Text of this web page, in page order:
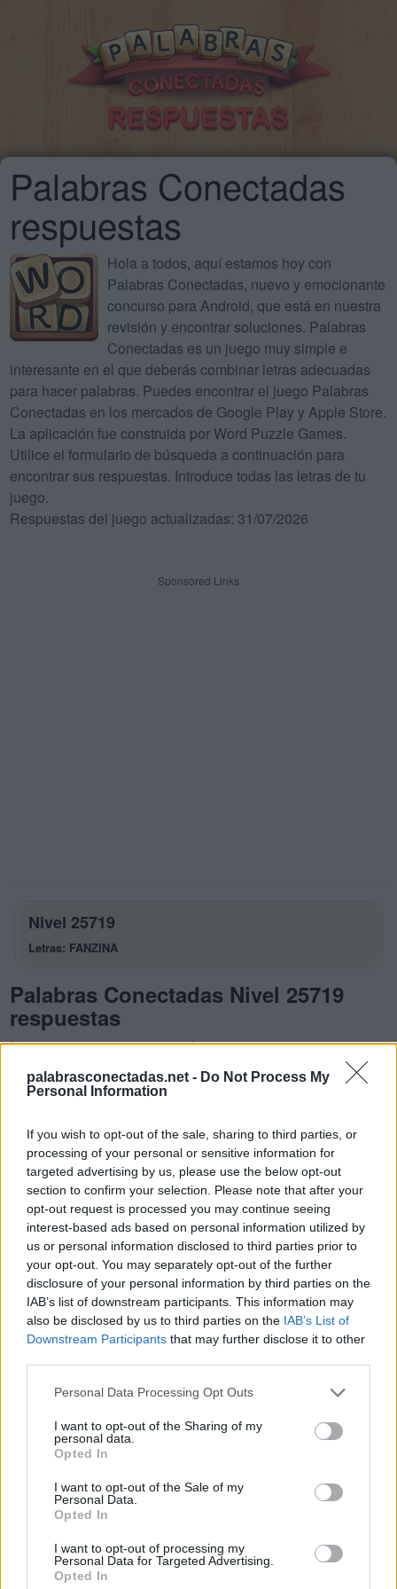
palabrasconectadas.net - Do Not Process My
Personal Information
If you wish to opt-out of the sale, sharing to third parties, or
processing of your personal or sensitive information for
targeted advertising by us, please use the below opt-out
section to confirm your selection. Please note that after your
opt-out request is processed you may continue seeing
interest-based ads based on personal information utilized by
us or personal information disclosed to third parties prior to
your opt-out. You may separately opt-out of the further
disclosure of your personal information by third parties on the
IAB’s list of downstream participants. This information may
also be disclosed by us to third parties on the IAB’s List of
Downstream Participants that may further disclose it to other
Personal Data Processing Opt Outs
I want to opt-out of the Sharing of my
personal data.
Opted In
I want to opt-out of the Sale of my
Personal Data.
Opted In
I want to opt-out of processing my
Personal Data for Targeted Advertising.
Opted In
Palabras Conectadas
respuestas
Hola a todos, aquí estamos hoy con
Palabras Conectadas, nuevo y emocionante
concurso para Android, que está en nuestra
revisión y encontrar soluciones. Palabras
Conectadas es un juego muy simple e
interesante en el que deberás combinar letras adecuadas
para hacer palabras. Puedes encontrar el juego Palabras
Conectadas en los mercados de Google Play y Apple Store.
La aplicación fue construida por Word Puzzle Games.
Utilice el formulario de búsqueda a continuación para
encontrar sus respuestas. Introduce todas las letras de tu
juego.
Respuestas del juego actualizadas: 31/07/2026
Sponsored Links
Nivel 25719
Letras: FANZINA
Palabras Conectadas Nivel 25719
respuestas
La respuesta a este rompecabezas es:
F
A
N
F
I
N
N
A N
A
N
I N F
A
F
I A N Z
A
F
I N A N Z
A
Palabras extra:
I
Z
A
F
I N
A
A Z I
BUSCAR MÁS
RESPUESTAS
Palabras Conectadas Respuesta de nivel 25714